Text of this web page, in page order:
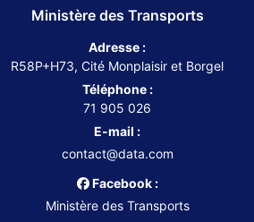
Ministère des Transports
Adresse :
R58P+H73, Cité Monplaisir et Borgel
Téléphone :
71 905 026
E-mail :
contact@data.com
Facebook :
Ministère des Transports